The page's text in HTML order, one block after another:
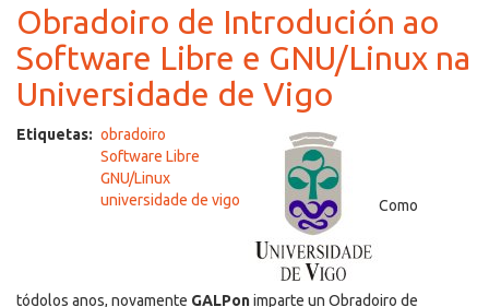
Obradoiro de Introdución ao
Software Libre e GNU/Linux na
Universidade de Vigo
Etiquetas
obradoiro
Software Libre
GNU/Linux
universidade de vigo
Como
tódolos anos, novamente GALPonimparte un Obradoiro de